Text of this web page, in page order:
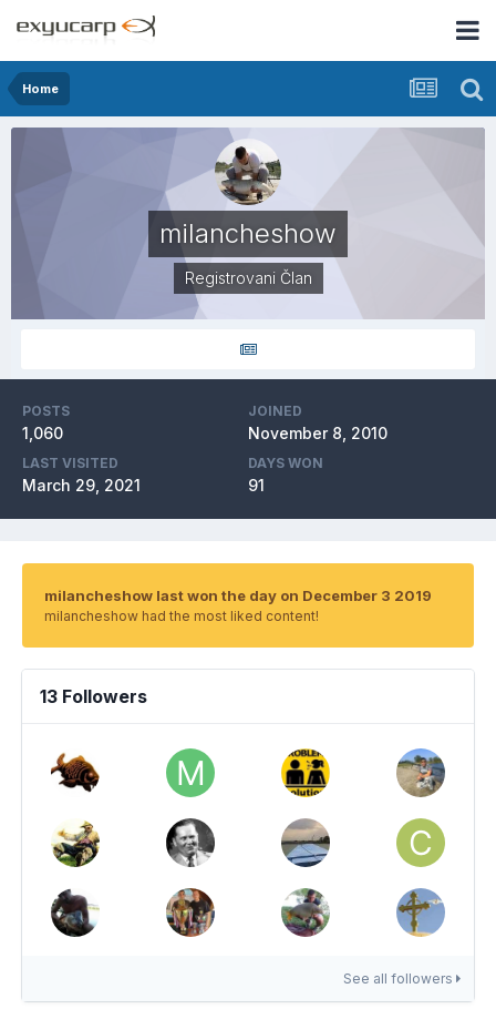
Home
milancheshow
Registrovani Član
POSTS
1,060
JOINED
November 8, 2010
LAST VISITED
March 29, 2021
DAYS WON
91
milancheshow last won the day on December 3 2019
milancheshow had the most liked content!
13 Followers
See all followers